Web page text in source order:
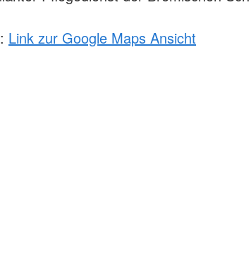
Link zur Google Maps Ansicht